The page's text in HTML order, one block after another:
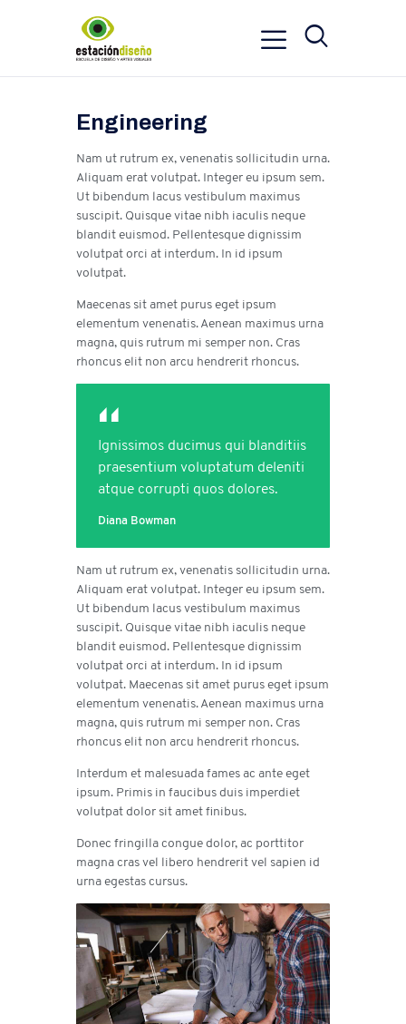
Engineering
Nam ut rutrum ex, venenatis sollicitudin urna.
Aliquam erat volutpat. Integer eu ipsum sem.
Ut bibendum lacus vestibulum maximus
suscipit. Quisque vitae nibh iaculis neque
blandit euismod. Pellentesque dignissim
volutpat orci at interdum. In id ipsum
volutpat.
Maecenas sit amet purus eget ipsum
elementum venenatis. Aenean maximus urna
magna, quis rutrum mi semper non. Cras
rhoncus elit non arcu hendrerit rhoncus.
Ignissimos ducimus qui blanditiis
praesentium voluptatum deleniti
atque corrupti quos dolores.
Diana Bowman
Nam ut rutrum ex, venenatis sollicitudin urna.
Aliquam erat volutpat. Integer eu ipsum sem.
Ut bibendum lacus vestibulum maximus
suscipit. Quisque vitae nibh iaculis neque
blandit euismod. Pellentesque dignissim
volutpat orci at interdum. In id ipsum
volutpat. Maecenas sit amet purus eget ipsum
elementum venenatis. Aenean maximus urna
magna, quis rutrum mi semper non. Cras
rhoncus elit non arcu hendrerit rhoncus.
Interdum et malesuada fames ac ante eget
ipsum. Primis in faucibus duis imperdiet
volutpat dolor sit amet finibus.
Donec fringilla congue dolor, ac porttitor
magna cras vel libero hendrerit vel sapien id
urna egestas cursus.